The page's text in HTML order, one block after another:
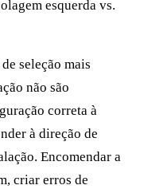
esquerda vs.
seleção mais
não são
correta à
à direção de
Encomendar a
criar erros de